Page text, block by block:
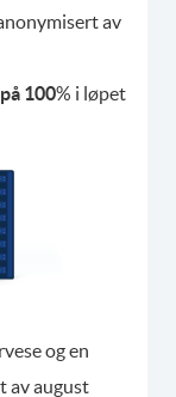
av
100% i løpet
og en
av august